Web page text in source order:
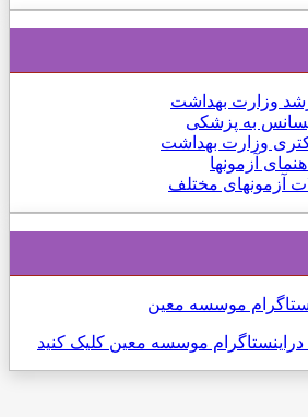
وزارت بهداشت
به پزشکی
وزارت بهداشت
آزمونها
آزمونهای مختلف
موسسه معین کلیک کنید